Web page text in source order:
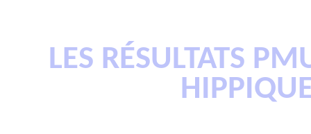
LES RÉSULTATS